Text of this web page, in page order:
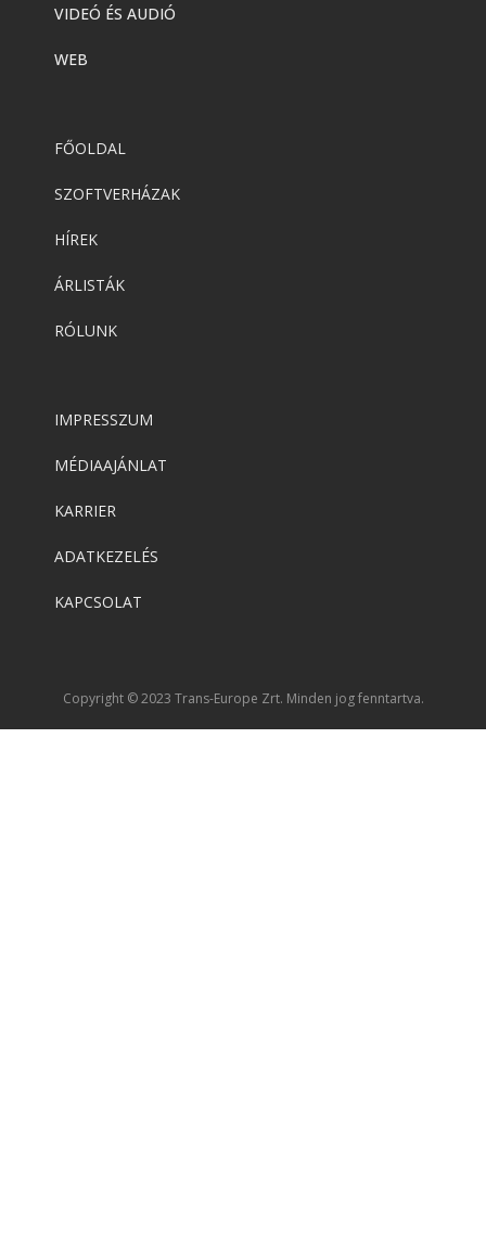
VIDEÓ ÉS AUDIÓ
WEB
FŐOLDAL
SZOFTVERHÁZAK
HÍREK
ÁRLISTÁK
RÓLUNK
IMPRESSZUM
MÉDIAAJÁNLAT
KARRIER
ADATKEZELÉS
KAPCSOLAT
Copyright © 2023 Trans-Europe Zrt. Minden jog fenntartva.